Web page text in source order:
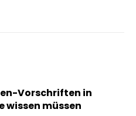
Vorschriften in
wissen müssen